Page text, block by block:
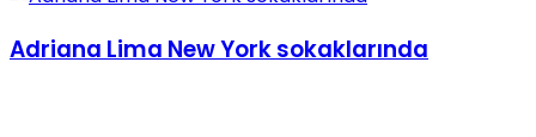
Adriana Lima New York sokaklarında